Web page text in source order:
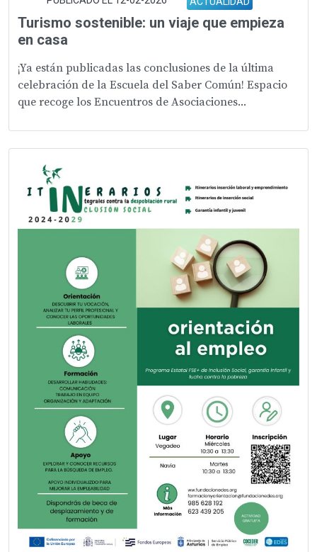
Turismo sostenible: un viaje que empieza
en casa
¡Ya están publicadas las conclusiones de la última
celebración de la Escuela del Saber Común! Espacio
que recoge los Encuentros de Asociaciones...